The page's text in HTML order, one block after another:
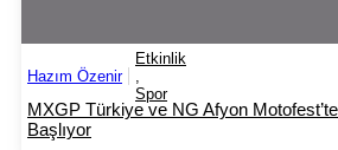
Hazım Özenir
Etkinlik
Spor
MXGP Türkiye ve NG Afyon
Başlıyor